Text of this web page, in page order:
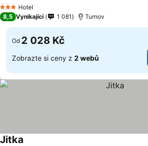
3 Počet hvězdiček
Hotel
8,5 Vynikající 1 081 Turnov
Od 2 028 Kč
Zobrazte si ceny z 2 webů
Jitka